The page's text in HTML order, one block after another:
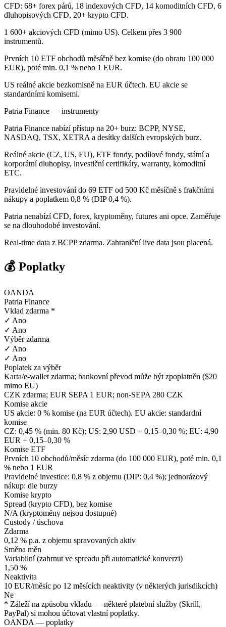
CFD: 68+ forex párů, 18 indexových CFD, 14 komoditních CFD, 6
dluhopisových CFD, 20+ krypto CFD.
1 600+ akciových CFD (mimo US). Celkem přes 3 900
instrumentů.
Prvních 10 ETF obchodů měsíčně bez komise (do obratu 100 000
EUR), poté min. 0,1 % nebo 1 EUR.
US reálné akcie bezkomisně na EUR účtech. EU akcie se
standardními komisemi.
Patria Finance — instrumenty
Patria Finance nabízí přístup na 20+ burz: BCPP, NYSE,
NASDAQ, TSX, XETRA a desítky dalších evropských burz.
Reálné akcie (CZ, US, EU), ETF fondy, podílové fondy, státní a
korporátní dluhopisy, investiční certifikáty, warranty, komoditní
ETC.
Pravidelné investování do 69 ETF od 500 Kč měsíčně s frakčními
nákupy a poplatkem 0,8 % (DIP 0,4 %).
Patria nenabízí CFD, forex, kryptoměny, futures ani opce. Zaměřuje
se na dlouhodobé investování.
Real-time data z BCPP zdarma. Zahraniční live data jsou placená.
💰 Poplatky
OANDA
Patria Finance
Vklad zdarma *
✓ Ano
✓ Ano
Výběr zdarma
✓ Ano
✓ Ano
Poplatek za výběr
Karta/e-wallet zdarma; bankovní převod může být zpoplatněn ($20
mimo EU)
CZK zdarma; EUR SEPA 1 EUR; non-SEPA 280 CZK
Komise akcie
US akcie: 0 % komise (na EUR účtech). EU akcie: standardní
komise
CZ: 0,45 % (min. 80 Kč); US: 2,90 USD + 0,15–0,30 %; EU: 4,90
EUR + 0,15–0,30 %
Komise ETF
Prvních 10 obchodů/měsíc zdarma (do 100 000 EUR), poté min. 0,1
% nebo 1 EUR
Pravidelné investice: 0,8 % z objemu (DIP: 0,4 %); jednorázový
nákup: dle burzy
Komise krypto
Spread (krypto CFD), bez komise
N/A (kryptoměny nejsou dostupné)
Custody / úschova
Zdarma
0,12 % p.a. z objemu spravovaných aktiv
Směna měn
Variabilní (zahrnut ve spreadu při automatické konverzi)
1,50 %
Neaktivita
10 EUR/měsíc po 12 měsících neaktivity (v některých jurisdikcích)
Ne
* Záleží na způsobu vkladu — některé platební služby (Skrill,
PayPal) si mohou účtovat vlastní poplatky.
OANDA — poplatky